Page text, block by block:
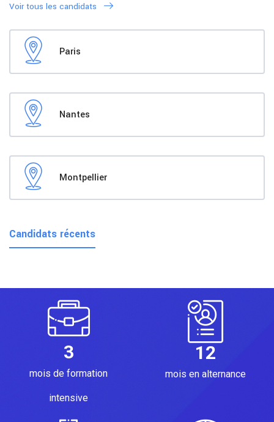
Voir tous les candidats
Paris
Nantes
Montpellier
Candidats récents
3
mois de formation
intensive
12
mois en alternance